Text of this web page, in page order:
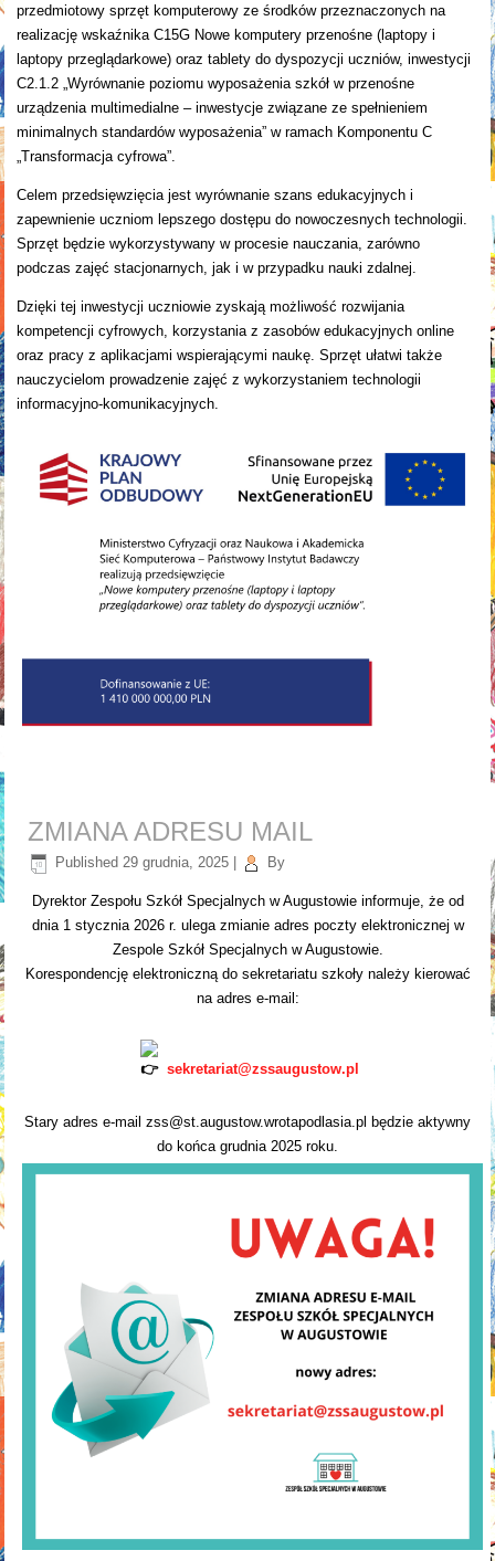
przedmiotowy sprzęt komputerowy ze środków przeznaczonych na
realizację wskaźnika C15G Nowe komputery przenośne (laptopy i
laptopy przeglądarkowe) oraz tablety do dyspozycji uczniów, inwestycji
C2.1.2 „Wyrównanie poziomu wyposażenia szkół w przenośne
urządzenia multimedialne – inwestycje związane ze spełnieniem
minimalnych standardów wyposażenia” w ramach Komponentu C
„Transformacja cyfrowa”.
Celem przedsięwzięcia jest wyrównanie szans edukacyjnych i
zapewnienie uczniom lepszego dostępu do nowoczesnych technologii.
Sprzęt będzie wykorzystywany w procesie nauczania, zarówno
podczas zajęć stacjonarnych, jak i w przypadku nauki zdalnej.
Dzięki tej inwestycji uczniowie zyskają możliwość rozwijania
kompetencji cyfrowych, korzystania z zasobów edukacyjnych online
oraz pracy z aplikacjami wspierającymi naukę. Sprzęt ułatwi także
nauczycielom prowadzenie zajęć z wykorzystaniem technologii
informacyjno-komunikacyjnych.
ZMIANA ADRESU MAIL
Published 29 grudnia, 2025 By
Dyrektor Zespołu Szkół Specjalnych w Augustowie informuje, że od
dnia 1 stycznia 2026 r. ulega zmianie adres poczty elektronicznej w
Zespole Szkół Specjalnych w Augustowie.
Korespondencję elektroniczną do sekretariatu szkoły należy kierować
na adres e-mail:
sekretariat@zssaugustow.pl
Stary adres e-mail zss@st.augustow.wrotapodlasia.pl będzie aktywny
do końca grudnia 2025 roku.